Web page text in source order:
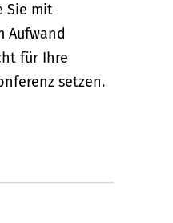
Sie mit
Aufwand
für Ihre
setzen.